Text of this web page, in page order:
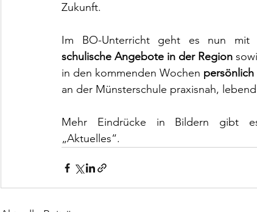
Zukunft.
schulische Angebote in der Region
in den kommenden Wochen
an der Münsterschule praxisnah,
Mehr Eindrücke in Bildern gibt
„Aktuelles“.